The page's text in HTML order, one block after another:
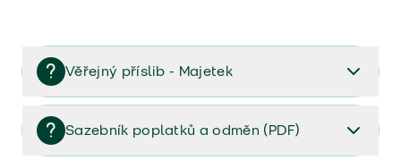
Věřejný příslib - Majetek
Věřejný příslib majetek 2023
Sazebník poplatků a odměn (PDF)